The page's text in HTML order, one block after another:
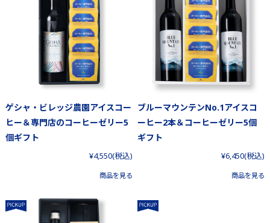
ゲシャ・ビレッジ農園アイスコー
ヒー＆専門店のコーヒーゼリー5
個ギフト
¥4,550(税込)
商品を見る
ブルーマウンテンNo.1アイスコ
ーヒー2本＆コーヒーゼリー5個
ギフト
¥6,450(税込)
商品を見る